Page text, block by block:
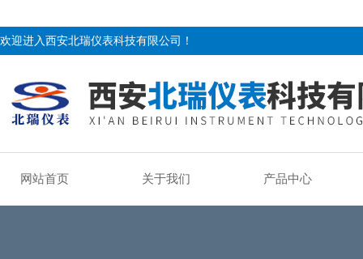
欢迎进入西安北瑞仪表科技有限公司！
网站首页 关于我们 产品中心